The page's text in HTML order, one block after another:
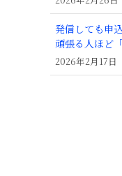
発信しても申
頑張る人ほど
2026年2月17日